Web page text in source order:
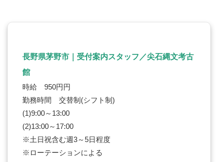
長野県茅野市｜受付案内スタッフ／尖石縄文考古
館
時給 950円円
勤務時間 交替制(シフト制)
(1)9:00～13:00
(2)13:00～17:00
※土日祝含む週3～5日程度
※ローテーションによる